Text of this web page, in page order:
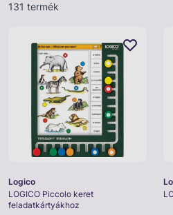
131 termék
Logico
LOGICO Piccolo keret
feladatkártyákhoz